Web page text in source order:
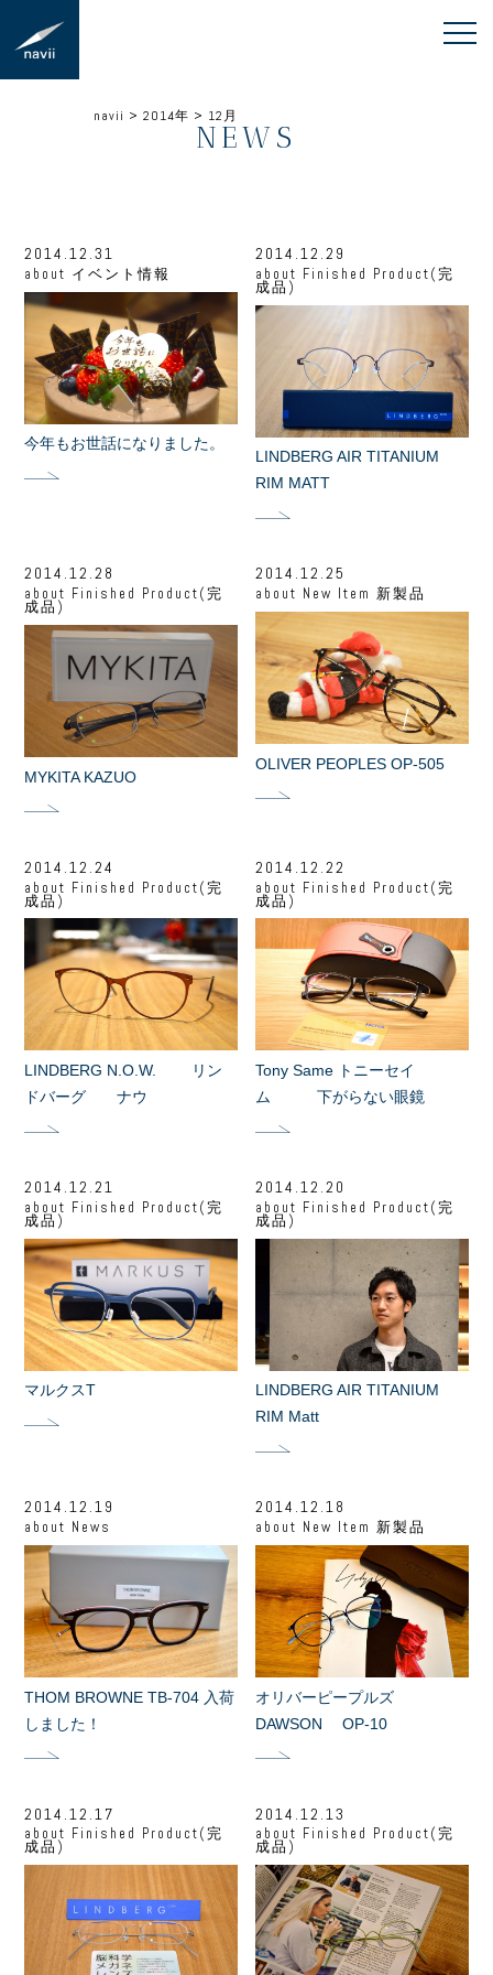
navii >2014年 > 12月
NEWS
2014.12.31
about イベント情報
今年もお世話になりました。
2014.12.29
about Finished Product(完
成品)
LINDBERG AIR TITANIUM
RIM MATT
2014.12.28
about Finished Product(完
成品)
MYKITA KAZUO
2014.12.25
about New Item 新製品
OLIVER PEOPLES OP-505
2014.12.24
about Finished Product(完
成品)
LINDBERG N.O.W. リン
ドバーグ ナウ
2014.12.22
about Finished Product(完
成品)
Tony Same トニーセイ
ム 下がらない眼鏡
2014.12.21
about Finished Product(完
成品)
マルクスT
2014.12.20
about Finished Product(完
成品)
LINDBERG AIR TITANIUM
RIM Matt
2014.12.19
about News
THOM BROWNE TB-704 入荷
しました！
2014.12.18
about New Item 新製品
オリバーピープルズ
DAWSON OP-10
2014.12.17
about Finished Product(完
成品)
2014.12.13
about Finished Product(完
成品)